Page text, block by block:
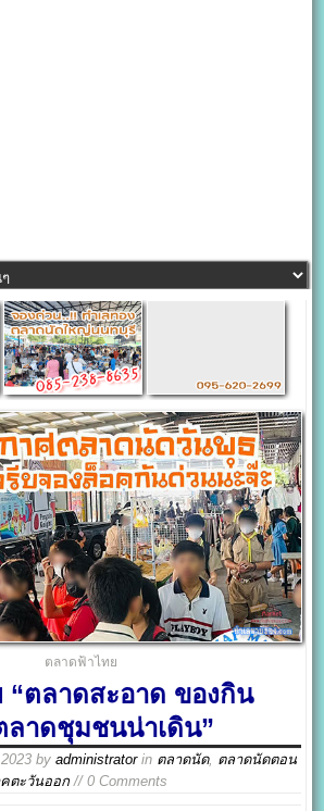
ตลาดฟ้าไทย
“ตลาดสะอาด ของกิน
ลาดชุมชนน่าเดิน”
byadministratorin ตลาดนัด, ตลาดนัดตอน
ตะวันออก// 0 Comments